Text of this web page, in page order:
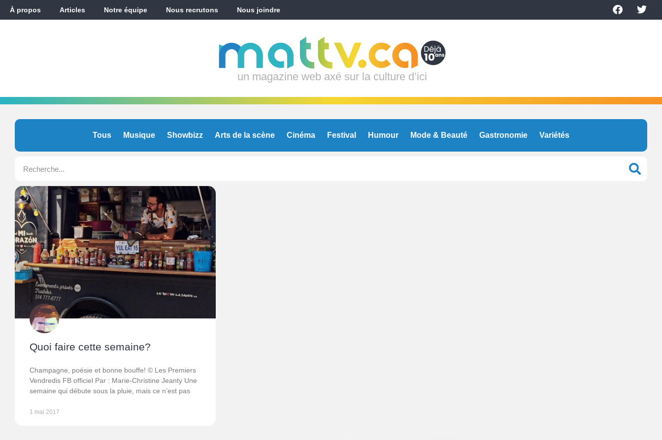
À propos Articles Notre équipe Nous recrutons Nous joindre
un magazine web axé sur la culture d’ici
Tous Musique Showbizz Arts de la scène Cinéma Festival Humour Mode & Beauté Gastronomie Variétés
Quoi faire cette semaine?
Champagne, poésie et bonne bouffe! © Les Premiers
Vendredis FB officiel Par : Marie-Christine Jeanty Une
semaine qui débute sous la pluie, mais ce n’est pas
1 mai 2017